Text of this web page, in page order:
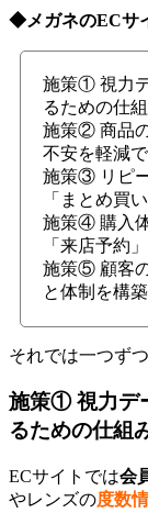
◆メガネのECサ
施策① 視力
るための仕
施策② 商品
不安を軽減
施策③ リピ
「まとめ買
施策④ 購入
「来店予約
施策⑤ 顧客
と体制を構
それでは一つず
施策① 視力デ
るための仕組
ECサイトでは会
やレンズの度数